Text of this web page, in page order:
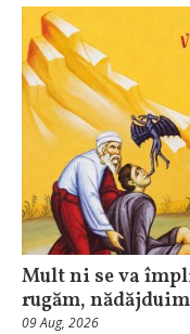
Mult ni se va
rugăm,
09 Aug, 2026